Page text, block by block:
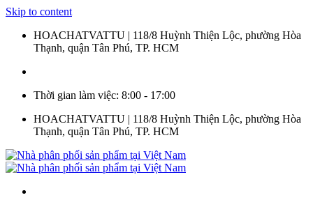
Skip to content
HOACHATVATTU | 118/8 Huỳnh Thiện Lộc, phường Hòa
Thạnh, quận Tân Phú, TP. HCM
Thời gian làm việc: 8:00 - 17:00
HOACHATVATTU | 118/8 Huỳnh Thiện Lộc, phường Hòa
Thạnh, quận Tân Phú, TP. HCM